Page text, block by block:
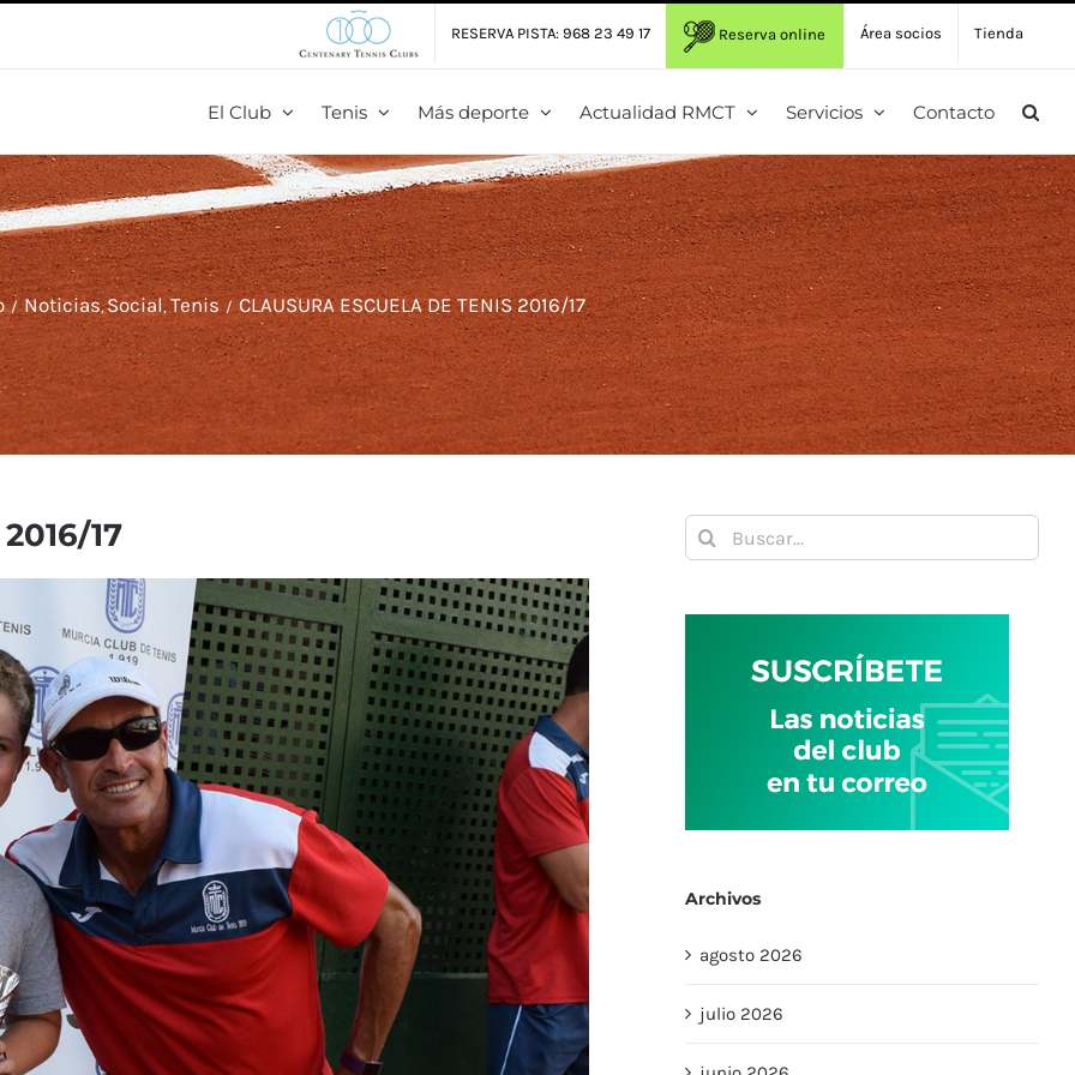
RESERVA PISTA: 968 23 49 17 Reserva online Área socios Tienda
El Club Tenis Más deporte Actualidad RMCT Servicios Contacto
Noticias Social Tenis CLAUSURA ESCUELA DE TENIS 2016/17
17 Buscar:
Archivos
agosto 2026
julio 2026